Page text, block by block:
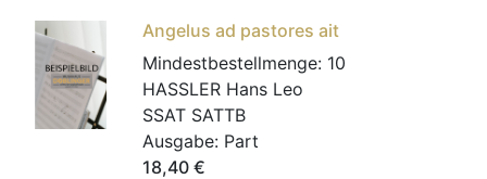
Angelus ad pastores ait
Mindestbestellmenge: 10
HASSLER Hans Leo
SSAT SATTB
Ausgabe: Part
18,40 €